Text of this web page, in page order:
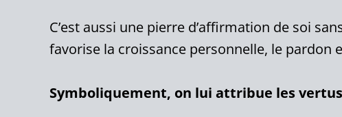
C’est aussi une pierre d’affirmation de soi
favorise la croissance personnelle, le pardon
Symboliquement, on lui attribue les